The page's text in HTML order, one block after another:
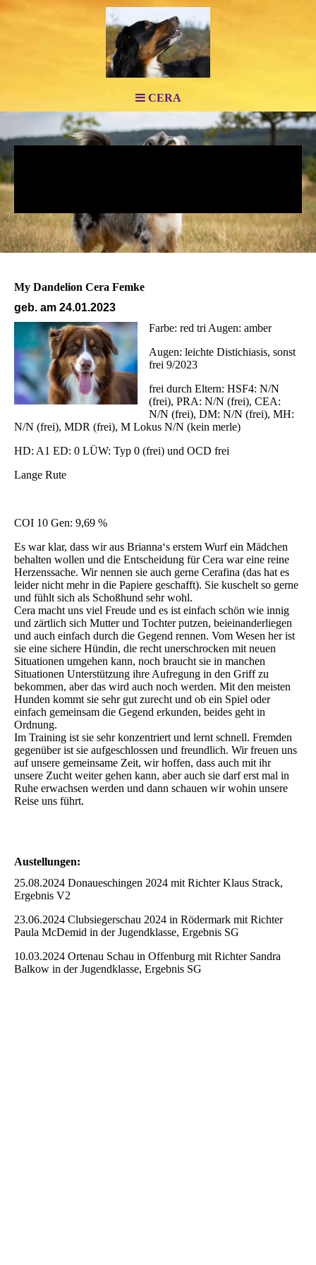
CERA
My Dandelion Cera Femke
geb. am 24.01.2023
Farbe: red tri Augen: amber
Augen: leichte Distichiasis, sonst
frei 9/2023
frei durch Eltern: HSF4: N/N
(frei), PRA: N/N (frei), CEA:
N/N (frei), DM: N/N (frei), MH:
N/N (frei), MDR (frei), M Lokus N/N (kein merle)
HD: A1 ED: 0 LÜW: Typ 0 (frei) und OCD frei
Lange Rute
COI 10 Gen: 9,69 %
Es war klar, dass wir aus Brianna‘s erstem Wurf ein Mädchen
behalten wollen und die Entscheidung für Cera war eine reine
Herzenssache. Wir nennen sie auch gerne Cerafina (das hat es
leider nicht mehr in die Papiere geschafft). Sie kuschelt so gerne
und fühlt sich als Schoßhund sehr wohl.
Cera macht uns viel Freude und es ist einfach schön wie innig
und zärtlich sich Mutter und Tochter putzen, beieinanderliegen
und auch einfach durch die Gegend rennen. Vom Wesen her ist
sie eine sichere Hündin, die recht unerschrocken mit neuen
Situationen umgehen kann, noch braucht sie in manchen
Situationen Unterstützung ihre Aufregung in den Griff zu
bekommen, aber das wird auch noch werden. Mit den meisten
Hunden kommt sie sehr gut zurecht und ob ein Spiel oder
einfach gemeinsam die Gegend erkunden, beides geht in
Ordnung.
Im Training ist sie sehr konzentriert und lernt schnell. Fremden
gegenüber ist sie aufgeschlossen und freundlich. Wir freuen uns
auf unsere gemeinsame Zeit, wir hoffen, dass auch mit ihr
unsere Zucht weiter gehen kann, aber auch sie darf erst mal in
Ruhe erwachsen werden und dann schauen wir wohin unsere
Reise uns führt.
Austellungen:
25.08.2024 Donaueschingen 2024 mit Richter Klaus Strack,
Ergebnis V2
23.06.2024 Clubsiegerschau 2024 in Rödermark mit Richter
Paula McDemid in der Jugendklasse, Ergebnis SG
10.03.2024 Ortenau Schau in Offenburg mit Richter Sandra
Balkow in der Jugendklasse, Ergebnis SG